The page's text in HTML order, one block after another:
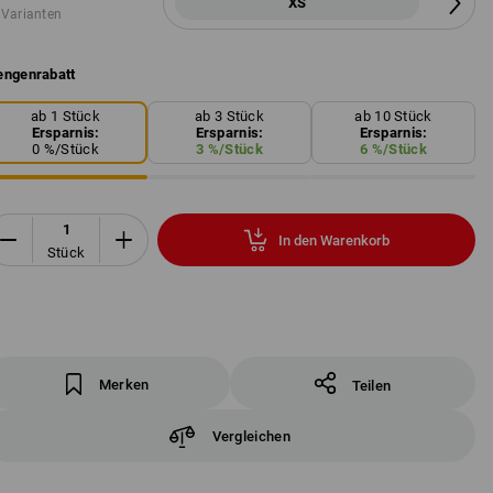
ab 1 Stück
Ersparnis:
0 %/Stück
ab 3 Stück
Ersparnis:
3 %/Stück
ab 10 Stück
Ersparnis:
6 %/Stück
Stück
In den Warenkorb
Merken Teilen
Vergleichen